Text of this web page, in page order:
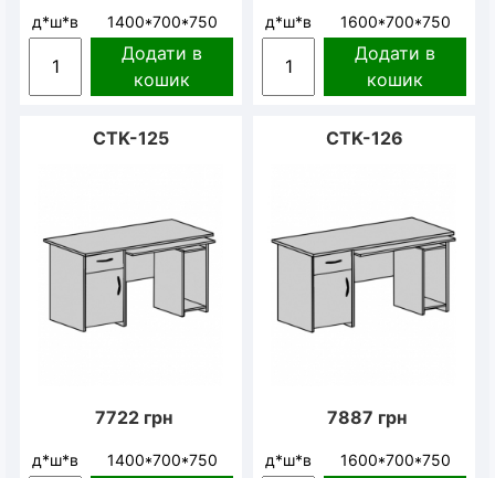
д*ш*в 1400*700*750
Додати в
кошик
д*ш*в 1600*700*750
Додати в
кошик
CTK-125
7722 грн
д*ш*в 1400*700*750
CTK-126
7887 грн
д*ш*в 1600*700*750